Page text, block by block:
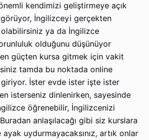
kendimizi geliştirmeye açık
görüyor, İngilizceyi gerçekten
ya da İngilizce
olduğunu düşünüyor
güçten kursa gitmek için vakit
tamda bu noktada online
İster evde ister işte ister
isterseniz dinlenirken, sayesinde
öğrenebilir, İngilizcenizi
anlaşılacağı gibi siz kurslara
uydurmayacaksınız, artık onlar